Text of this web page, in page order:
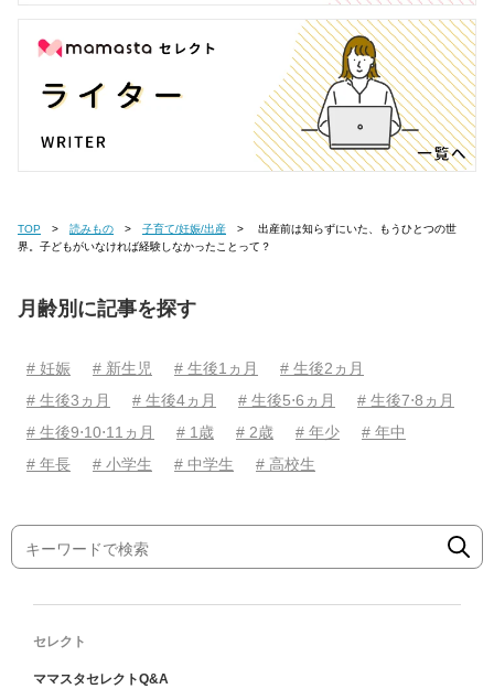
TOP 読みもの 子育て/妊娠/出産
界。子どもがいなければ経験しなかったことって？
月齢別に記事を探す
# 妊娠 # 新生児 # 生後1ヵ月
# 生後2ヵ月
# 生後3ヵ月
# 生後4ヵ月 # 生後5⋅6ヵ月
# 生後7⋅8ヵ月
# 生後9⋅10⋅11ヵ月
# 1歳 # 2歳 # 年少
# 年中
# 年長
# 小学生 # 中学生 # 高校生
セレクト
ママスタセレクトQ&A